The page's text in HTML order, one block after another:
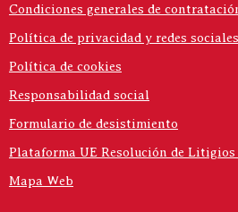
Condiciones generales de
Política de privacidad y redes sociales
Política de cookies
Responsabilidad social
Formulario de desistimiento
Plataforma UE Resolución de Litigios
Mapa Web